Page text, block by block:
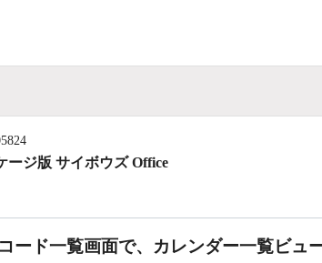
ージ版 サイボウズ Office
ード一覧画面で、カレンダー一覧ビュ